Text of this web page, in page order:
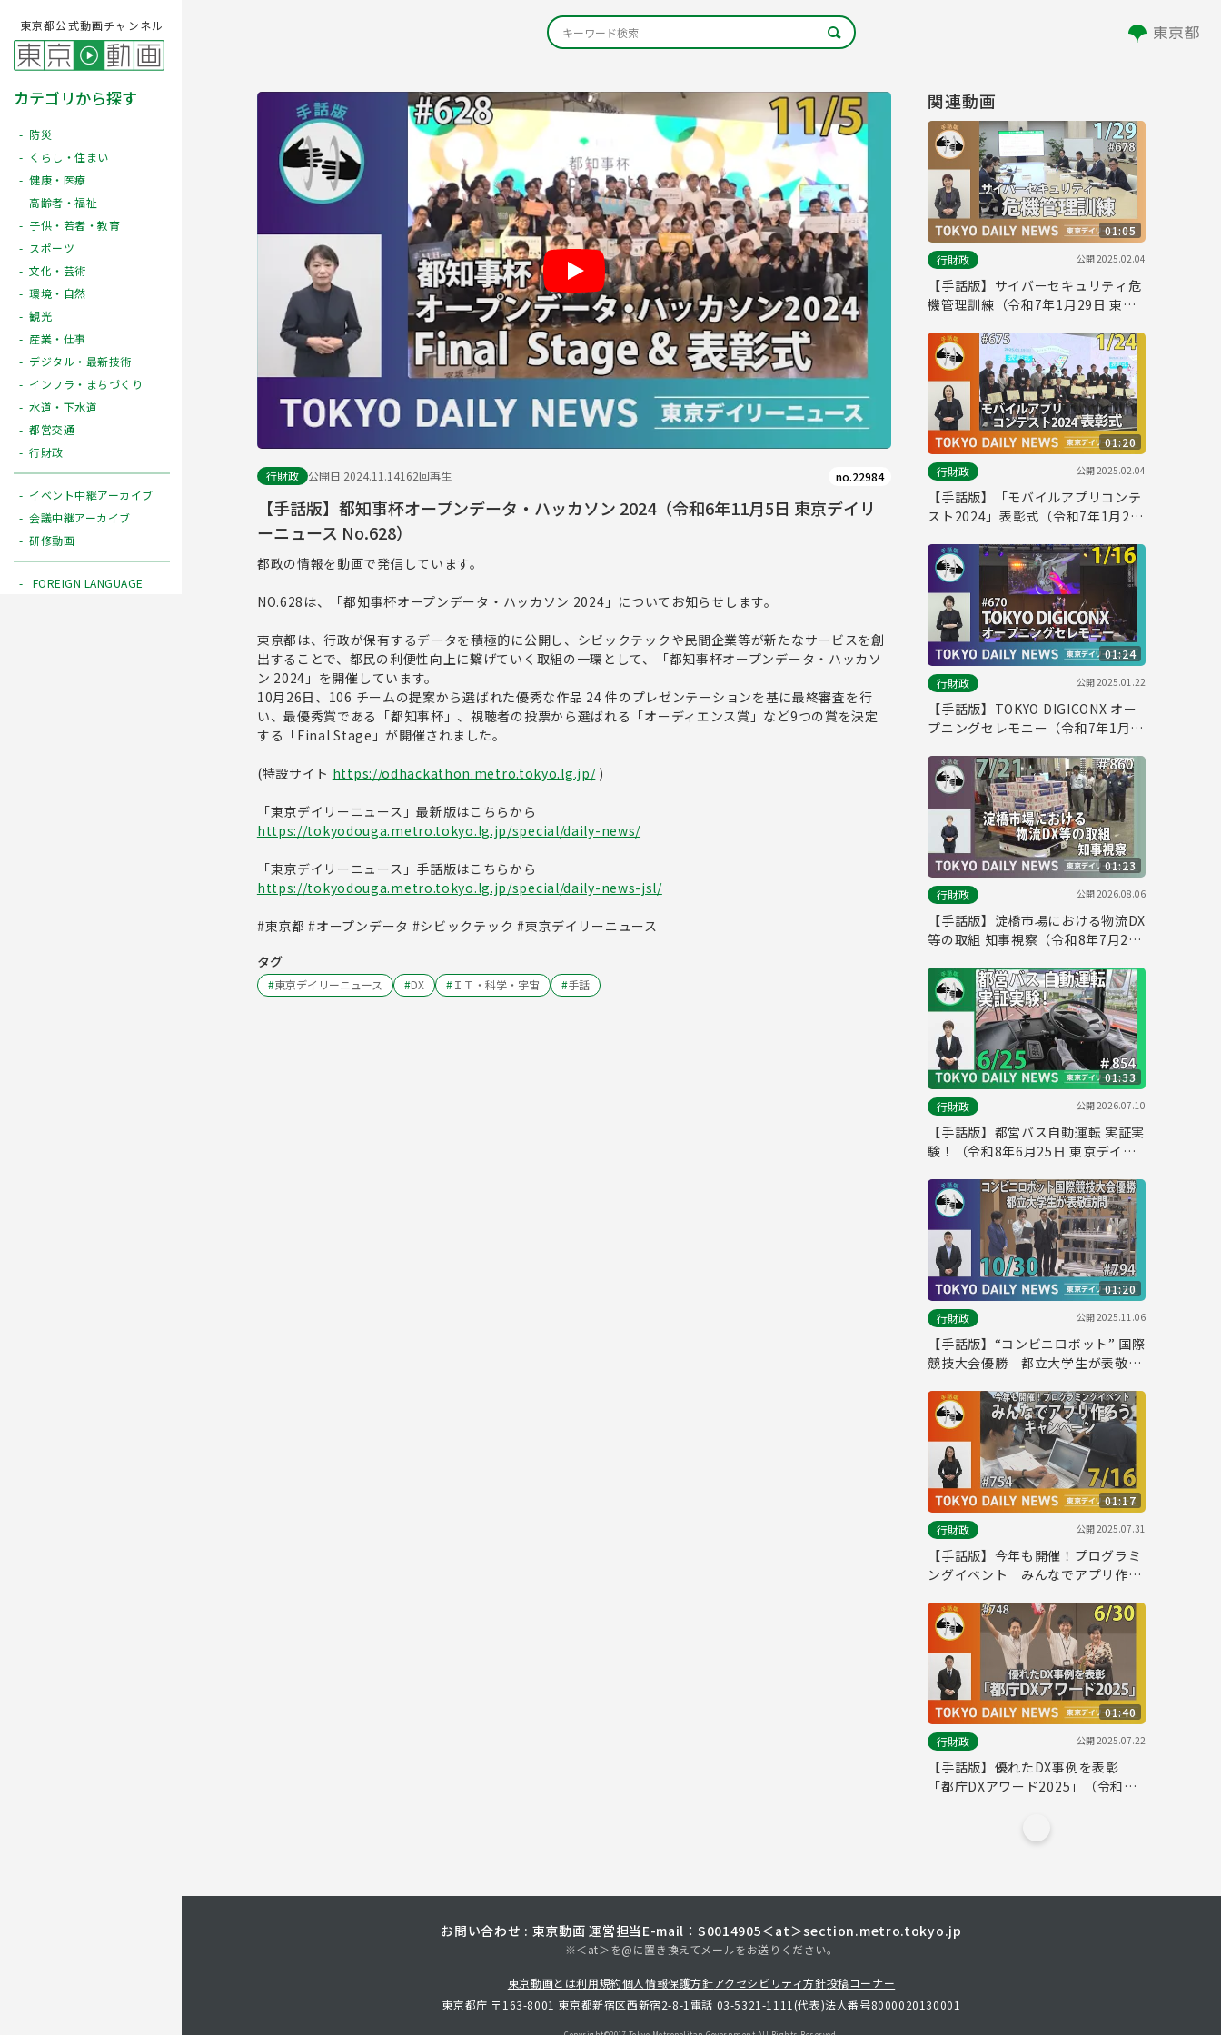
東京都公式動画チャンネル
カテゴリから探す
防災
くらし・住まい
健康・医療
高齢者・福祉
子供・若者・教育
スポーツ
文化・芸術
環境・自然
観光
産業・仕事
デジタル・最新技術
インフラ・まちづくり
水道・下水道
都営交通
行財政
イベント中継アーカイブ
会議中継アーカイブ
研修動画
FOREIGN LANGUAGE
行財政 公開日 2024.11.14162回再生 no.22984
【手話版】都知事杯オープンデータ・ハッカソン 2024（令和6年11月5日 東京デイリ
ーニュース No.628）
都政の情報を動画で発信しています。
NO.628は、「都知事杯オープンデータ・ハッカソン 2024」についてお知らせします。
東京都は、行政が保有するデータを積極的に公開し、シビックテックや民間企業等が新たなサービスを創
出することで、都民の利便性向上に繋げていく取組の一環として、「都知事杯オープンデータ・ハッカソ
ン 2024」を開催しています。
10月26日、106 チームの提案から選ばれた優秀な作品 24 件のプレゼンテーションを基に最終審査を行
い、最優秀賞である「都知事杯」、視聴者の投票から選ばれる「オーディエンス賞」など9つの賞を決定
する「Final Stage」が開催されました。
(特設サイト https://odhackathon.metro.tokyo.lg.jp/)
「東京デイリーニュース」最新版はこちらから
https://tokyodouga.metro.tokyo.lg.jp/special/daily-news/
「東京デイリーニュース」手話版はこちらから
https://tokyodouga.metro.tokyo.lg.jp/special/daily-news-jsl/
#東京都 #オープンデータ #シビックテック #東京デイリーニュース
タグ
#東京デイリーニュース #DX #ＩＴ・科学・宇宙 #手話
関連動画
01:05
行財政
公開2025.02.04
【手話版】サイバーセキュリティ危
機管理訓練（令和7年1月29日 東京
01:20
行財政
公開2025.02.04
【手話版】「モバイルアプリコンテ
スト2024」表彰式（令和7年1月24
01:24
行財政
公開2025.01.22
【手話版】TOKYO DIGICONX オー
プニングセレモニー（令和7年1月
No.670）
01:23
行財政
公開2026.08.06
【手話版】淀橋市場における物流DX
等の取組 知事視察（令和8年7月21
01:33
行財政
公開2026.07.10
【手話版】都営バス自動運転 実証実
験！（令和8年6月25日 東京デイリ
01:20
行財政
公開2025.11.06
【手話版】“コンビニロボット” 国際
競技大会優勝 都立大学生が表敬訪
ーニュース No.794）
01:17
行財政
公開2025.07.31
【手話版】今年も開催！プログラミ
ングイベント みんなでアプリ作ろ
東京デイリーニュース No.754）
01:40
行財政
公開2025.07.22
【手話版】優れたDX事例を表彰
「都庁DXアワード2025」（令和７
お問い合わせ : 東京動画 運営担当 E-mail：S0014905＜at＞section.metro.tokyo.jp
※＜at＞を@に置き換えてメールをお送りください。
東京動画とは利用規約個人情報保護方針アクセシビリティ方針投稿コーナー
東京都庁 〒163-8001 東京都新宿区西新宿2-8-1 電話 03-5321-1111(代表)法人番号8000020130001